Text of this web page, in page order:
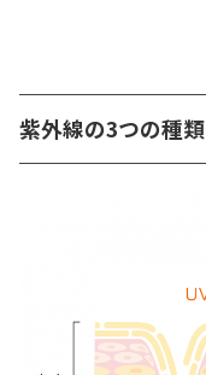
紫外線の3つの種類